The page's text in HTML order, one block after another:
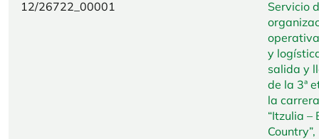
12/26722_00001
Servicio
y
salida y
de la 3ª
la
“Itzulia –
Country”,